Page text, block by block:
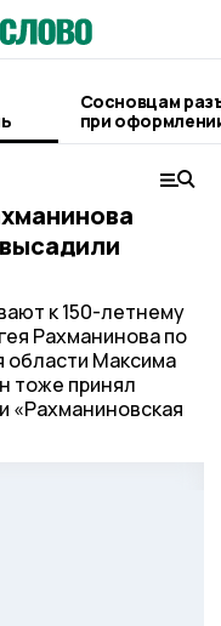
Сосновцам
при
людьми
к 150-летнему
Рахманинова по
области Максима
тоже принял
«Рахманиновская